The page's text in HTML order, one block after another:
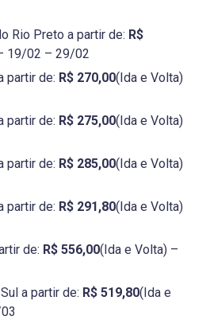
Rio Preto a partir de: R$
19/02 – 29/02
partir de: R$ 270,00(Ida e Volta)
partir de: R$ 275,00(Ida e Volta)
partir de: R$ 285,00(Ida e Volta)
partir de: R$ 291,80(Ida e Volta)
de: R$ 556,00(Ida e Volta) –
a partir de: R$ 519,80(Ida e